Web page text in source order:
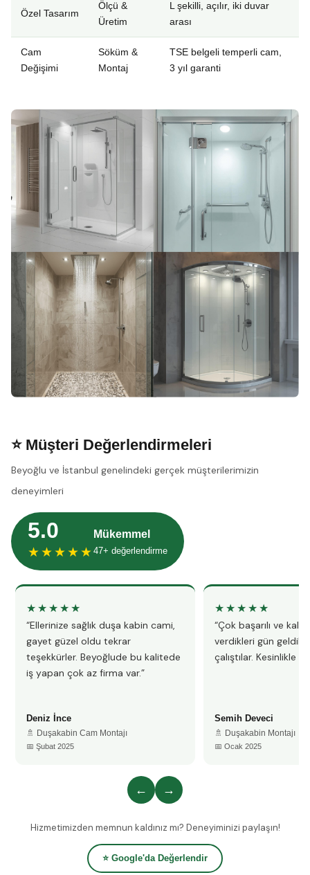
Özel Tasarım
Ölçü &
Üretim
L şekilli, açılır, iki duvar
arası
Cam
Değişimi
Söküm &
Montaj
TSE belgeli temperli cam,
3 yıl garanti
⭐ Müşteri Değerlendirmeleri
Beyoğlu ve İstanbul genelindeki gerçek müşterilerimizin
deneyimleri
5.0
★★★★★
Mükemmel
47+ değerlendirme
★★★★★
“Ellerinize sağlık duşa kabin cami,
gayet güzel oldu tekrar
teşekkürler. Beyoğlude bu kalitede
iş yapan çok az firma var.”
Deniz İnce
🚿 Duşakabin Cam Montajı
📅 Şubat 2025
★★★★★
“Çok başarılı ve
verdikleri gün
çalıştılar. Kesinlikle
Semih Deveci
🚿 Duşakabin Montajı
📅 Ocak 2025
← →
Hizmetimizden memnun kaldınız mı? Deneyiminizi paylaşın!
⭐ Google'da Değerlendir